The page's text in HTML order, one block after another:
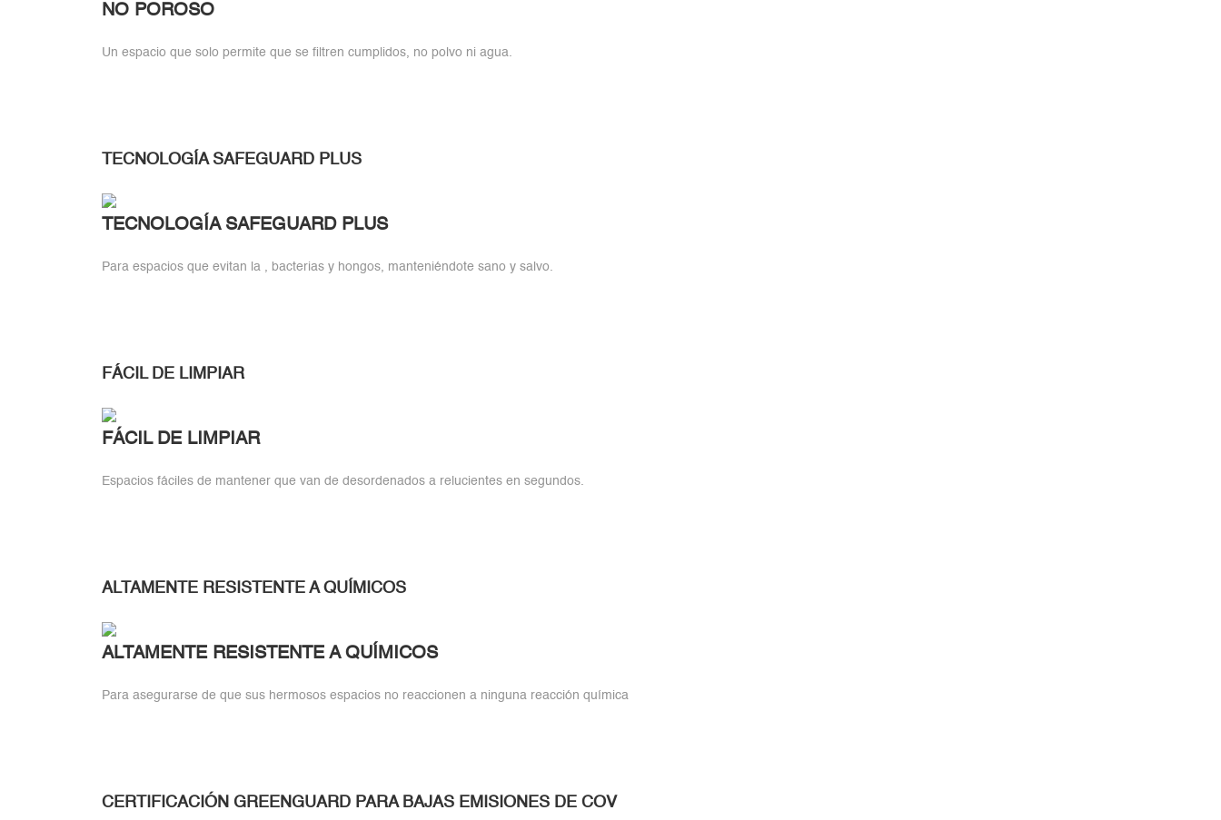
NO POROSO
Un espacio que solo permite que se filtren cumplidos, no polvo ni agua.
TECNOLOGÍA SAFEGUARD PLUS
TECNOLOGÍA SAFEGUARD PLUS
Para espacios que evitan la , bacterias y hongos, manteniéndote sano y salvo.
FÁCIL DE LIMPIAR
FÁCIL DE LIMPIAR
Espacios fáciles de mantener que van de desordenados a relucientes en segundos.
ALTAMENTE RESISTENTE A QUÍMICOS
ALTAMENTE RESISTENTE A QUÍMICOS
Para asegurarse de que sus hermosos espacios no reaccionen a ninguna reacción química
CERTIFICACIÓN GREENGUARD PARA BAJAS EMISIONES DE COV